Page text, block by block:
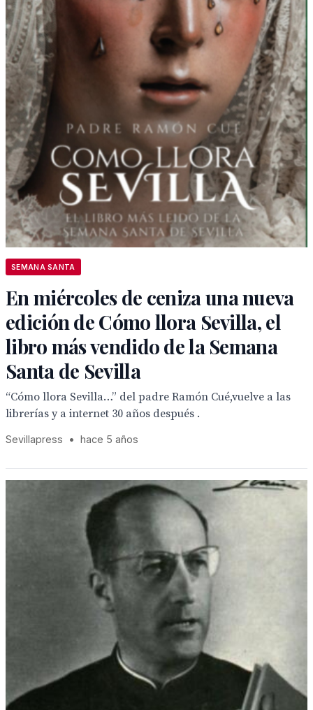
SEMANA SANTA
En miércoles de ceniza una nueva
edición de Cómo llora Sevilla, el
libro más vendido de la Semana
Santa de Sevilla
“Cómo llora Sevilla…” del padre Ramón Cué,vuelve a las
librerías y a internet 30 años después .
Sevillapress • hace 5 años